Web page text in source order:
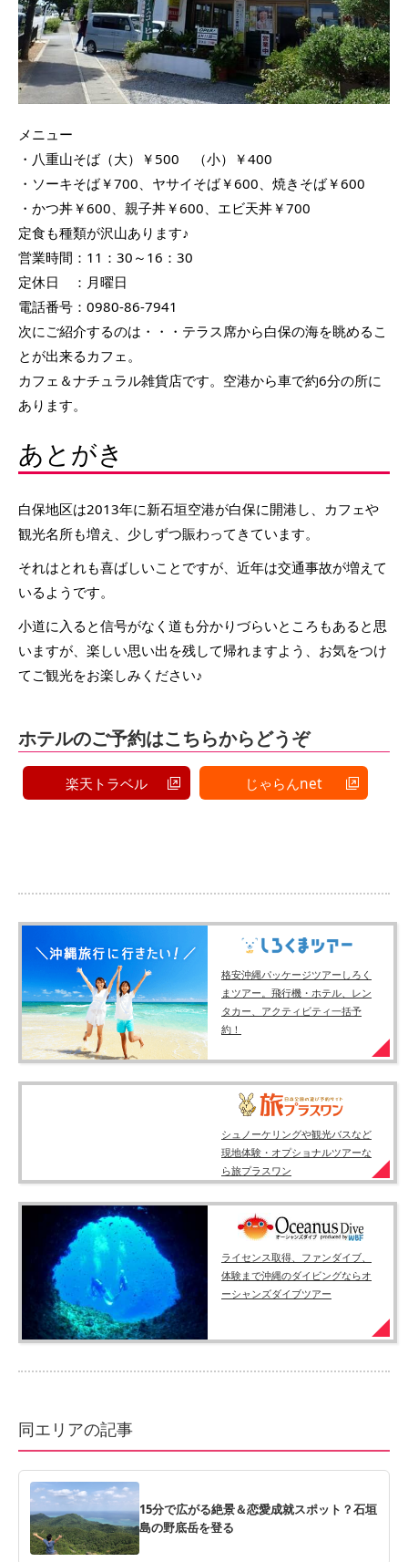
メニュー
・八重山そば（大）￥500 （小）￥400
・ソーキそば￥700、ヤサイそば￥600、焼きそば￥600
・かつ丼￥600、親子丼￥600、エビ天丼￥700
定食も種類が沢山あります♪
営業時間：11：30～16：30
定休日 ：月曜日
電話番号：0980-86-7941
次にご紹介するのは・・・テラス席から白保の海を眺めるこ
とが出来るカフェ。
カフェ＆ナチュラル雑貨店です。空港から車で約6分の所に
あります。
あとがき
白保地区は2013年に新石垣空港が白保に開港し、カフェや
観光名所も増え、少しずつ賑わってきています。
それはとれも喜ばしいことですが、近年は交通事故が増えて
いるようです。
小道に入ると信号がなく道も分かりづらいところもあると思
いますが、楽しい思い出を残して帰れますよう、お気をつけ
てご観光をお楽しみください♪
ホテルのご予約はこちらからどうぞ
楽天トラベル じゃらんnet
格安沖縄パッケージツアーしろく
まツアー。飛行機・ホテル、レン
タカー、アクティビティ一括予
約！
シュノーケリングや観光バスなど
現地体験・オプショナルツアーな
ら旅プラスワン
ライセンス取得、ファンダイブ、
体験まで沖縄のダイビングならオ
ーシャンズダイブツアー
同エリアの記事
15分で広がる絶景＆恋愛成就スポット？石垣
島の野底岳を登る